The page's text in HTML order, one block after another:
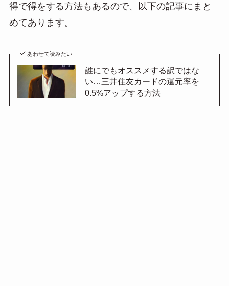
得で得をする方法もあるので、以下の記事にまと
めてあります。
あわせて読みたい
誰にでもオススメする訳ではな
い…三井住友カードの還元率を
0.5%アップする方法